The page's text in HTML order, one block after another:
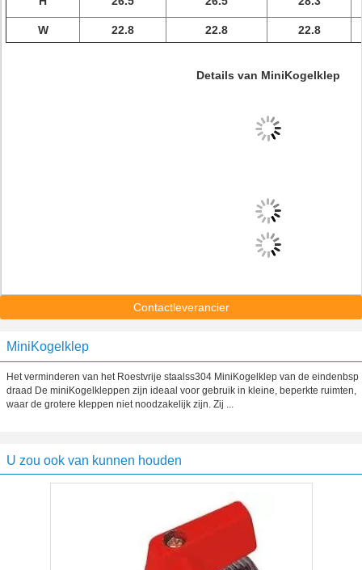
W 22.8 22.8 22.8
Details van MiniKogelklep
Contactleverancier
MiniKogelklep
Het verminderen van het Roestvrije staalss304 MiniKogelklep van de eindenbsp
draad De miniKogelkleppen zijn ideaal voor gebruik in kleine, beperkte ruimten,
waar de grotere kleppen niet noodzakelijk zijn. Zij ...
U zou ook van kunnen houden